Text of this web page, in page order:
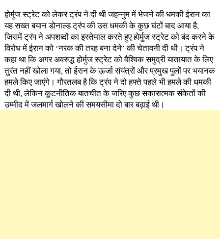
होर्मुज स्ट्रेट को लेकर ट्रंप ने दी थी जहन्नुम में भेजने की धमकी ईरान का
यह सख्त बयान डोनाल्ड ट्रंप की उस धमकी के कुछ घंटों बाद आया है,
जिसमें ट्रंप ने अपशब्दों का इस्तेमाल करते हुए होर्मुज स्ट्रेट को बंद करने के
विरोध में ईरान को ‘नरक की तरह बना देने’ की चेतावनी दी थी। ट्रंप ने
कहा था कि अगर अवरुद्ध होर्मुज स्ट्रेट को वैश्विक समुद्री यातायात के लिए
तुरंत नहीं खोला गया, तो ईरान के ऊर्जा संयंत्रों और प्रमुख पुलों पर भयानक
हमले किए जाएंगे। गौरतलब है कि ट्रंप ने दो हफ्ते पहले भी हमले की धमकी
दी थी, लेकिन कूटनीतिक बातचीत के जरिए कुछ सकारात्मक संकेतों की
उम्मीद में जलमार्ग खोलने की समयसीमा दो बार बढ़ाई थी।